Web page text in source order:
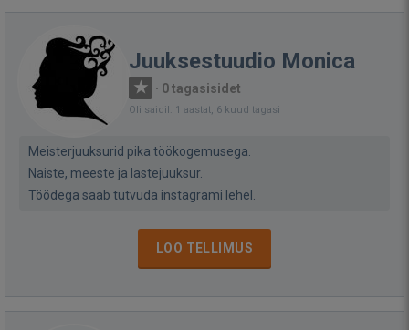
Juuksestuudio Monica
· 0 tagasisidet
Oli saidil: 1 aastat, 6 kuud tagasi
Meisterjuuksurid pika töökogemusega.
Naiste, meeste ja lastejuuksur.
Töödega saab tutvuda instagrami lehel.
LOO TELLIMUS